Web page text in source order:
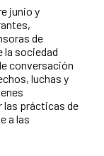
junio y
de
la sociedad
conversación
luchas y
las prácticas de
a las